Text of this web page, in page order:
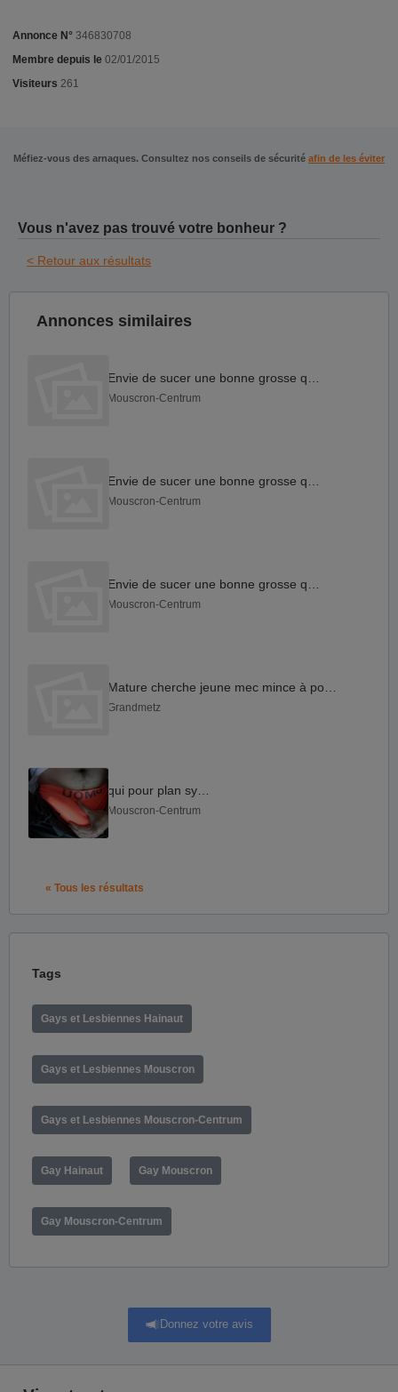
Annonce N° 346830708
Membre depuis le 02/01/2015
Visiteurs 261
Méfiez-vous des arnaques. Consultez nos conseils de sécurité afin de les éviter
Vous n'avez pas trouvé votre bonheur ?
< Retour aux résultats
Annonces similaires
Mouscron-Centrum
Mouscron-Centrum
Mouscron-Centrum
Grandmetz
Mouscron-Centrum
« Tous les résultats
Tags
Gays et Lesbiennes Hainaut
Gays et Lesbiennes Mouscron
Gays et Lesbiennes Mouscron-Centrum
Gay Hainaut Gay Mouscron
Gay Mouscron-Centrum
Donnez votre avis